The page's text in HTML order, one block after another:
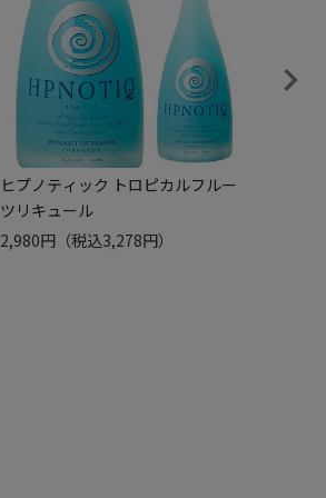
ヒプノティック トロピカルフルー
ツリキュール
2,980円 （税込3,278円）